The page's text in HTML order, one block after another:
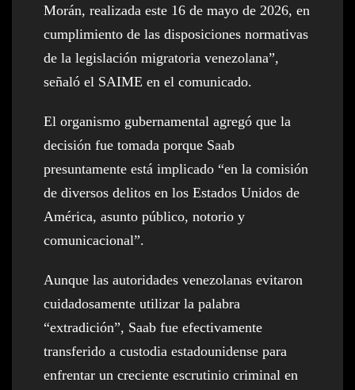
Morán, realizada este 16 de mayo de 2026, en
cumplimiento de las disposiciones normativas
de la legislación migratoria venezolana”,
señaló el SAIME en el comunicado.
El organismo gubernamental agregó que la
decisión fue tomada porque Saab
presuntamente está implicado “en la comisión
de diversos delitos en los Estados Unidos de
América, asunto público, notorio y
comunicacional”.
Aunque las autoridades venezolanas evitaron
cuidadosamente utilizar la palabra
“extradición”, Saab fue efectivamente
transferido a custodia estadounidense para
enfrentar un creciente escrutinio criminal en